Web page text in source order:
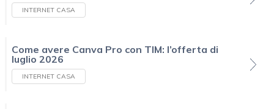
INTERNET CASA
Come avere Canva Pro con TIM: l’offerta di
luglio 2026
INTERNET CASA